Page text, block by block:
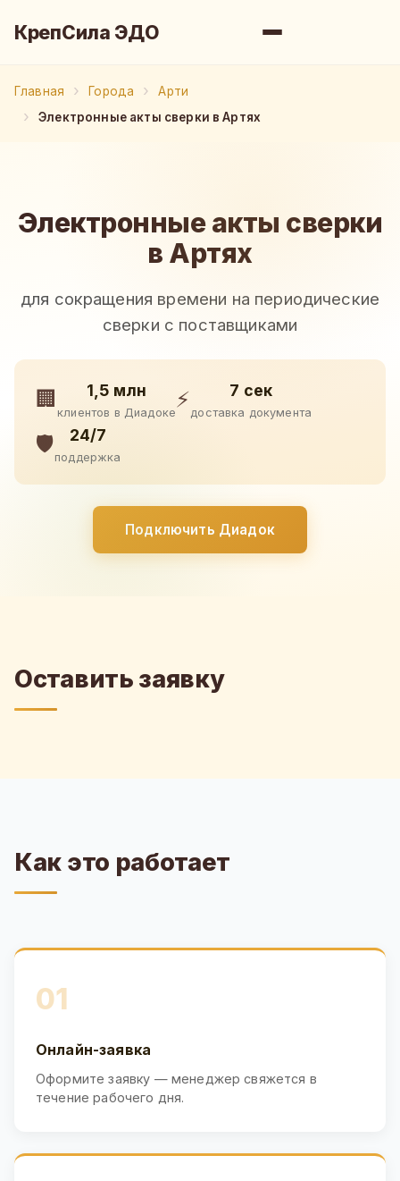
КрепСила ЭДО
Главная Города
Арти
Электронные акты сверки в Артях
Электронные акты сверки
в Артях
для сокращения времени на периодические
сверки с поставщиками
🏢 1,5 млн
клиентов в Диадоке
⚡ 7 сек
доставка документа
🛡️ 24/7
поддержка
Подключить Диадок
Оставить заявку
Как это работает
01
Онлайн-заявка
Оформите заявку — менеджер свяжется в
течение рабочего дня.